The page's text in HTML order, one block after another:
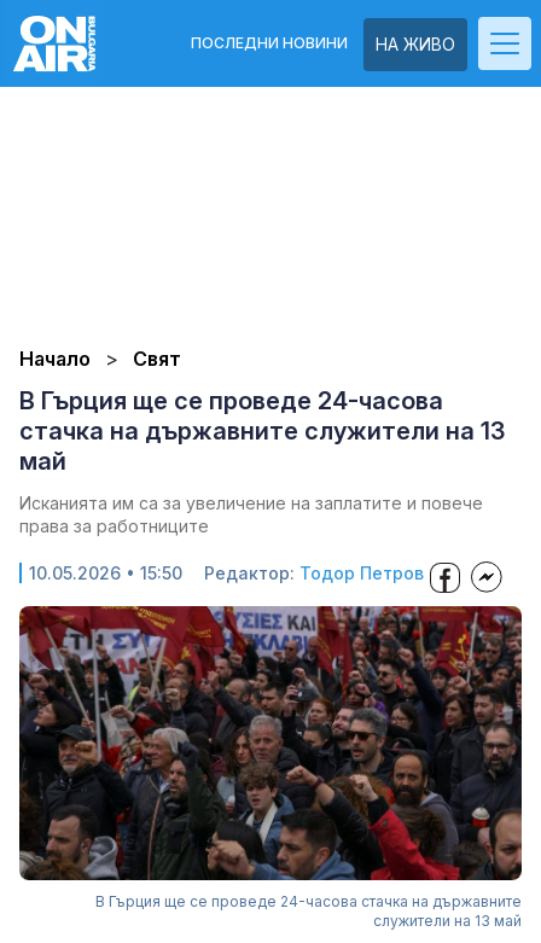
НА ЖИВО
ПОСЛЕДНИ НОВИНИ
Начало Свят
В Гърция ще се проведе 24-часова
стачка на държавните служители на 13
май
Исканията им са за увеличение на заплатите и повече
права за работниците
10.05.2026 • 15:50 Редактор: Тодор Петров
В Гърция ще се проведе 24-часова стачка на държавните
служители на 13 май